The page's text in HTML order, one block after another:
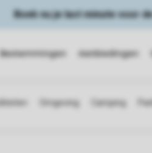
Boek nu je last minute voor
Bestemmingen Aanbiedingen